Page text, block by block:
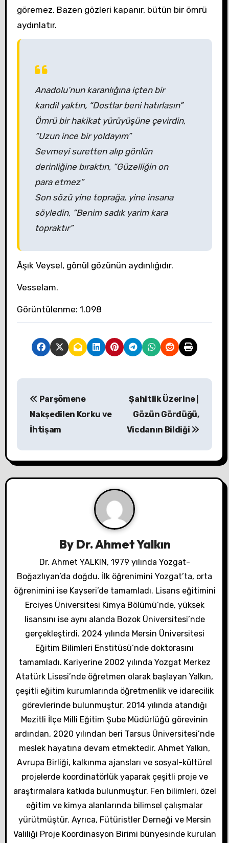
göremez. Bazen gözleri kapanır, bütün bir ömrü
aydınlatır.
Anadolu’nun karanlığına içten bir
kandil yaktın, “Dostlar beni hatırlasın”
Ömrü bir hakikat yürüyüşüne çevirdin,
“Uzun ince bir yoldayım”
Sevmeyi suretten alıp gönlün
derinliğine bıraktın, “Güzelliğin on
para etmez”
Son sözü yine toprağa, yine insana
söyledin, “Benim sadık yarim kara
topraktır”
Âşık Veysel, gönül gözünün aydınlığıdır.
Vesselam.
Görüntülenme: 1.098
Y
ı
g
m
e
Parşömene
Nakşedilen Korku ve
İhtişam
Şahitlik Üzerine∣
Gözün Gördüğü,
Vicdanın Bildiği
By Dr. Ahmet Yalkın
Dr. Ahmet YALKIN, 1979 yılında Yozgat-
Boğazlıyan’da doğdu. İlk öğrenimini Yozgat’ta, orta
öğrenimini ise Kayseri’de tamamladı. Lisans eğitimini
Erciyes Üniversitesi Kimya Bölümü’nde, yüksek
lisansını ise aynı alanda Bozok Üniversitesi’nde
gerçekleştirdi. 2024 yılında Mersin Üniversitesi
Eğitim Bilimleri Enstitüsü’nde doktorasını
tamamladı. Kariyerine 2002 yılında Yozgat Merkez
Atatürk Lisesi’nde öğretmen olarak başlayan Yalkın,
çeşitli eğitim kurumlarında öğretmenlik ve idarecilik
görevlerinde bulunmuştur. 2014 yılında atandığı
Mezitli İlçe Milli Eğitim Şube Müdürlüğü görevinin
ardından, 2020 yılından beri Tarsus Üniversitesi’nde
meslek hayatına devam etmektedir. Ahmet Yalkın,
Avrupa Birliği, kalkınma ajansları ve sosyal-kültürel
projelerde koordinatörlük yaparak çeşitli proje ve
araştırmalara katkıda bulunmuştur. Fen bilimleri, özel
eğitim ve kimya alanlarında bilimsel çalışmalar
yürütmüştür. Ayrıca, Fütüristler Derneği ve Mersin
Valiliği Proje Koordinasyon Birimi bünyesinde kurulan